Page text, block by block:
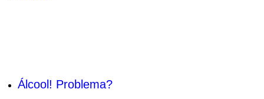
Álcool! Problema?